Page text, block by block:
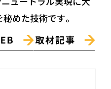
めた技術です。